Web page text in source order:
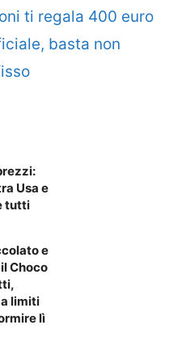
ti regala 400 euro
basta non
Usa e
tutti
e
Choco
limiti
lì